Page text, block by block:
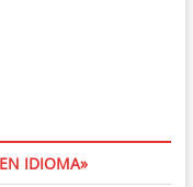
IDIOMA»